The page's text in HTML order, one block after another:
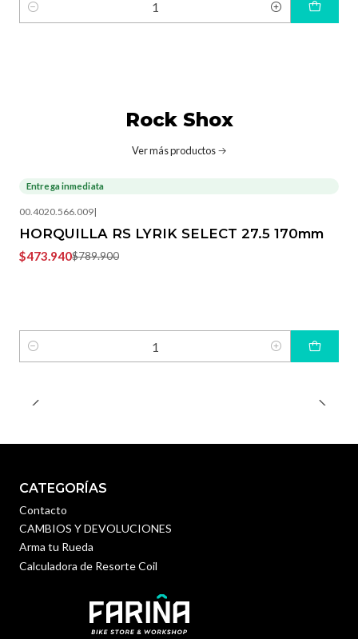
Cantidad
Rock Shox
Ver más productos
-40%
Entrega inmediata
00.4020.566.009|
HORQUILLA RS LYRIK SELECT 27.5 170mm
$473.940$789.900
Cantidad
CATEGORÍAS
Contacto
CAMBIOS Y DEVOLUCIONES
Arma tu Rueda
Calculadora de Resorte Coil